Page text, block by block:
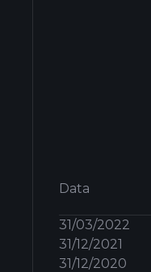
Data
31/03/2022
31/12/2021
31/12/2020